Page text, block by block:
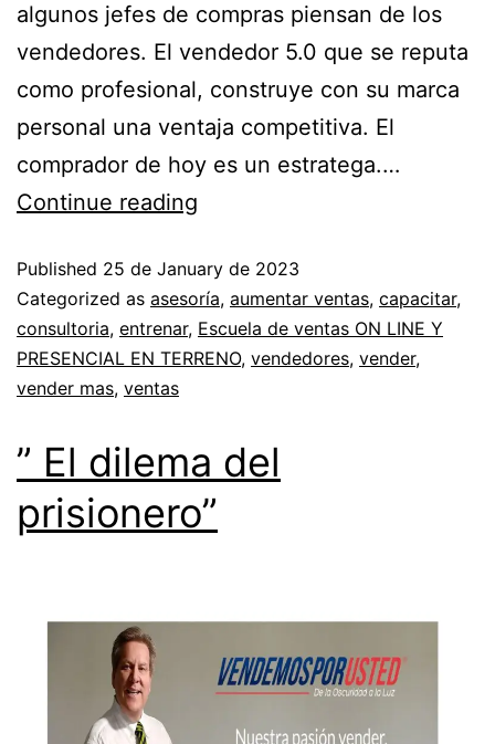
algunos jefes de compras piensan de los
vendedores. El vendedor 5.0 que se reputa
como profesional, construye con su marca
personal una ventaja competitiva. El
comprador de hoy es un estratega.…
Continue reading
Published 25 de January de 2023
Categorized as asesoría, aumentar ventas, capacitar,
consultoria, entrenar, Escuela de ventas ON LINE Y
PRESENCIAL EN TERRENO, vendedores, vender,
vender mas, ventas
” El dilema del
prisionero”